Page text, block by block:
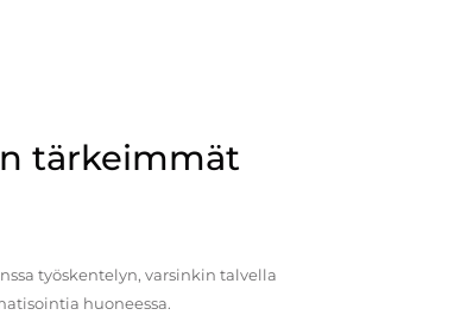
tärkeimmät
työskentelyn, varsinkin talvella
huoneessa.